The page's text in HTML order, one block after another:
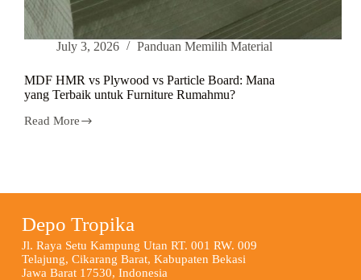
July 3, 2026 Panduan Memilih Material
MDF HMR vs Plywood vs Particle Board: Mana
yang Terbaik untuk Furniture Rumahmu?
Read More
Depo Tropika
Jl. Raya Setu Kampung Utan RT. 001 RW. 009
Telajung, Cikarang Barat, Kabupaten Bekasi
Jawa Barat 17530, Indonesia